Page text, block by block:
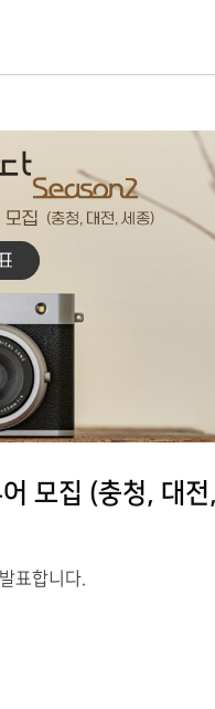
모집 (충청, 대전,
표합니다.